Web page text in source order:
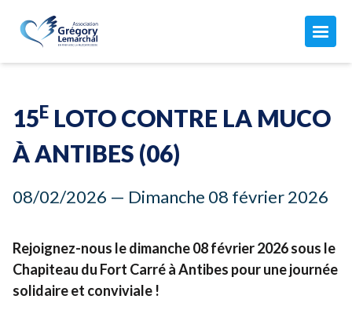
Maison Grégory Lemarchal
Mon compte
L'association
Le combat de Grégory
Notre équipe
Qu'est-ce que c'est ?
Les soins
Vous êtes concernés par la muco ?
Les CRCM
Nos manifestations
Comment nous aider
Faire un don ↗︎
ADHÉSION 2026 ↗︎
15E LOTO CONTRE LA MUCO
À ANTIBES (06)
08/02/2026 — Dimanche 08 février2026
Rejoignez-nous le dimanche08février2026sous le
Chapiteau du Fort Carré à Antibes pour une journée
solidaire et conviviale !